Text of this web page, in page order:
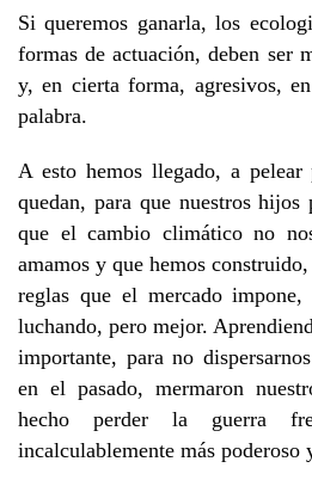
Si queremos ganarla, los
formas de actuación, deben ser
y, en cierta forma, agresivos,
palabra.
A esto hemos llegado, a pelear
quedan, para que nuestros hijos
que el cambio climático no
amamos y que hemos
reglas que el mercado
luchando, pero mejor.
importante, para no
en el pasado, mermaron
hecho perder la guerra
incalculablemente más poderoso